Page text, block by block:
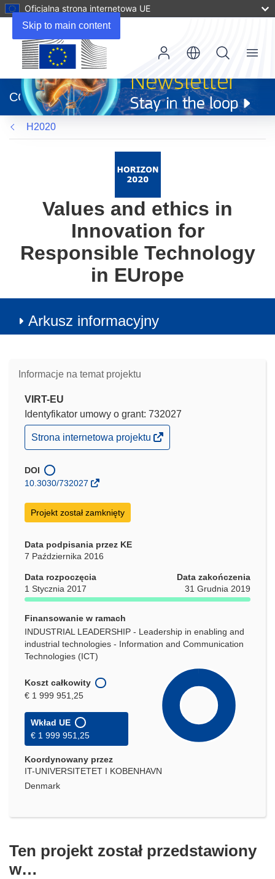
Skip to main content
Oficjalna strona internetowa UE
otworzy
się
w
nowym
oknie)
CORDIS
Menu
H2020
Values and ethics in
Innovation for
Responsible Technology
in EUrope
Arkusz informacyjny
Informacje na temat projektu
VIRT-EU
Identyfikator umowy o grant: 732027
(odnośnik
otworzy
w
nowym
Strona internetowa projektu
DOI
10.3030/732027
Projekt został zamknięty
Data podpisania przez KE
7 Października 2016
Data rozpoczęcia
1 Stycznia 2017
Data zakończenia
31 Grudnia 2019
Finansowanie w ramach
INDUSTRIAL LEADERSHIP - Leadership in enabling and
industrial technologies - Information and Communication
Technologies (ICT)
Koszt całkowity
€ 1 999 951,25
Wkład UE
€ 1 999 951,25
Koordynowany przez
IT-UNIVERSITETET I KOBENHAVN
Denmark
Ten projekt został przedstawiony
w…